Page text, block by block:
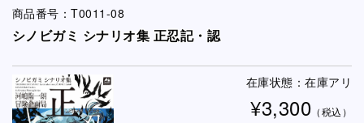
商品番号：T0011-08
シノビガミ シナリオ集 正忍記・認
在庫状態：在庫アリ
¥3,300 （税込）